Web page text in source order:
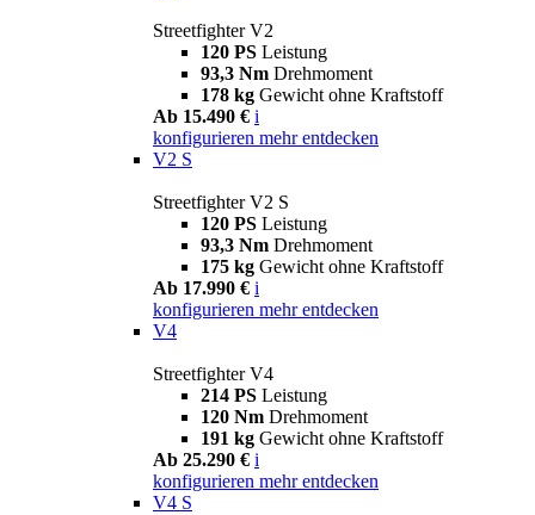
Streetfighter V2
120 PS Leistung
93,3 Nm Drehmoment
178 kg Gewicht ohne Kraftstoff
Ab 15.490 € i
konfigurieren mehr entdecken
V2 S
Streetfighter V2 S
120 PS Leistung
93,3 Nm Drehmoment
175 kg Gewicht ohne Kraftstoff
Ab 17.990 € i
konfigurieren mehr entdecken
V4
Streetfighter V4
214 PS Leistung
120 Nm Drehmoment
191 kg Gewicht ohne Kraftstoff
Ab 25.290 € i
konfigurieren mehr entdecken
V4 S